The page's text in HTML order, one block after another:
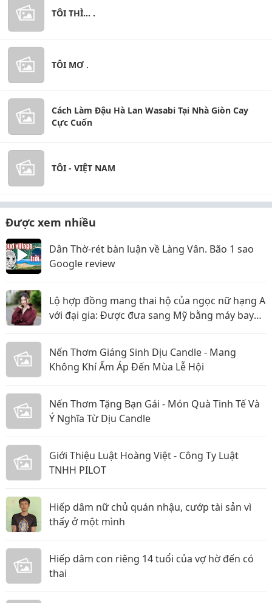
TÔI THÌ... .
TÔI MƠ .
Cách Làm Đậu Hà Lan Wasabi Tại Nhà Giòn Cay
Cực Cuốn
TÔI - VIỆT NAM
Được xem nhiều
Dân Thờ-rét bàn luận về Làng Vân. Bão 1 sao
Google review
Lộ hợp đồng mang thai hộ của ngọc nữ hạng A
với đại gia: Được đưa sang Mỹ bằng máy bay
Nến Thơm Giáng Sinh Dịu Candle - Mang
Không Khí Ấm Áp Đến Mùa Lễ Hội
Nến Thơm Tặng Bạn Gái - Món Quà Tinh Tế Và
Ý Nghĩa Từ Dịu Candle
Giới Thiệu Luật Hoàng Việt - Công Ty Luật
TNHH PILOT
Hiếp dâm nữ chủ quán nhậu, cướp tài sản vì
thấy ở một mình
Hiếp dâm con riêng 14 tuổi của vợ hờ đến có
thai